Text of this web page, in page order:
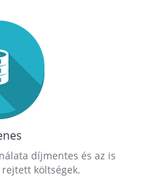
díjmentes és az is
költségek.